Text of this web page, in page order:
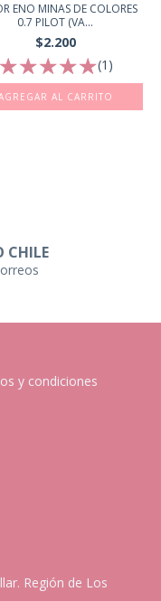
ENO MINAS DE COLORES
0.7 PILOT (VA...
$2.200
(1)
AL CARRITO
CHILE
y condiciones
Región de Los